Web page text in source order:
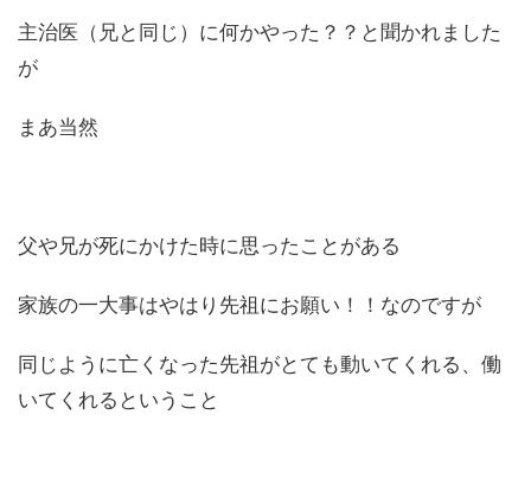
主治医（兄と同じ）に何かやった？？と聞かれました
が
まあ当然
父や兄が死にかけた時に思ったことがある
家族の一大事はやはり先祖にお願い！！なのですが
同じように亡くなった先祖がとても動いてくれる、働
いてくれるということ